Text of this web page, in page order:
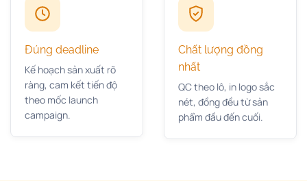
Đúng deadline
Kế hoạch sản xuất rõ
ràng, cam kết tiến độ
theo mốc launch
campaign.
Chất lượng đồng
nhất
QC theo lô, in logo sắc
nét, đồng đều từ sản
phẩm đầu đến cuối.